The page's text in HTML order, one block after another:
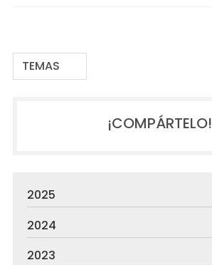
TEMAS
¡COMPÁRTELO!
2025
2024
2023